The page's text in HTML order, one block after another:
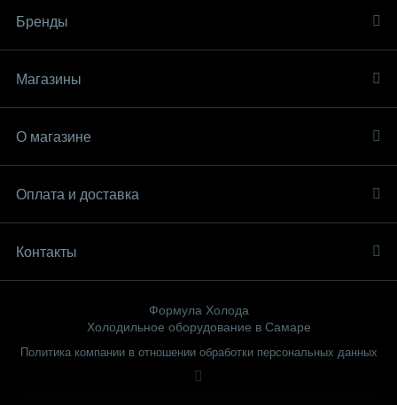
Бренды
Магазины
О магазине
Оплата и доставка
Контакты
Формула Холода
Холодильное оборудование в Самаре
Политика компании в отношении обработки персональных данных